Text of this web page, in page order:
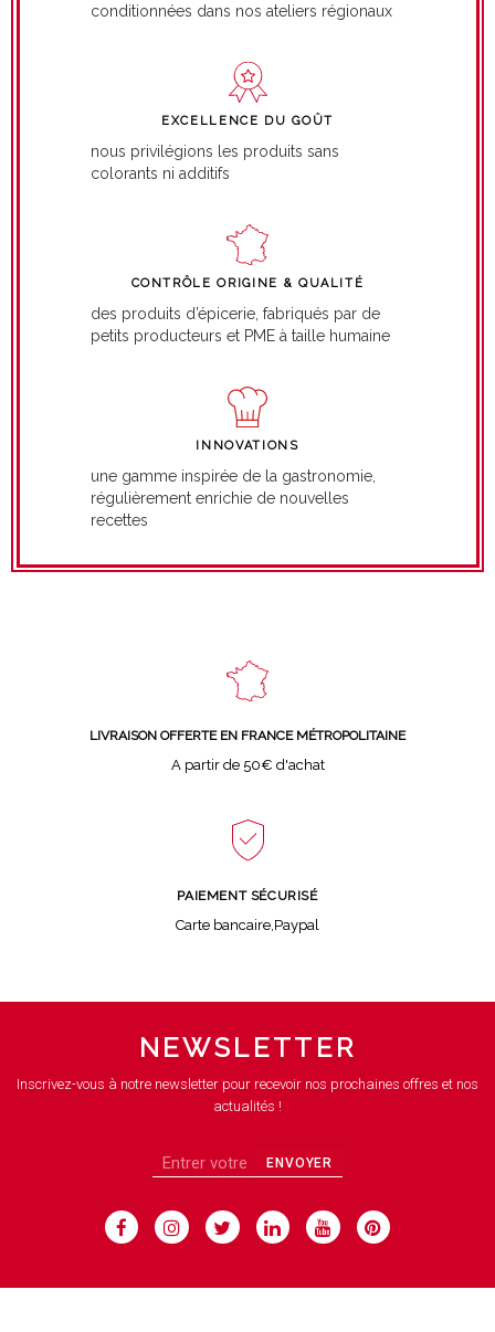
conditionnées dans nos ateliers régionaux
EXCELLENCE DU GOÛT
nous privilégions les produits sans
colorants ni additifs
CONTRÔLE ORIGINE & QUALITÉ
des produits d’épicerie, fabriqués par de
petits producteurs et PME à taille humaine
INNOVATIONS
une gamme inspirée de la gastronomie,
régulièrement enrichie de nouvelles
recettes
LIVRAISON OFFERTE EN FRANCE MÉTROPOLITAINE
A partir de 50€ d'achat
PAIEMENT SÉCURISÉ
Carte bancaire,Paypal
NEWSLETTER
Inscrivez-vous à notre newsletter pour recevoir nos prochaines offres et nos
actualités !
ENVOYER